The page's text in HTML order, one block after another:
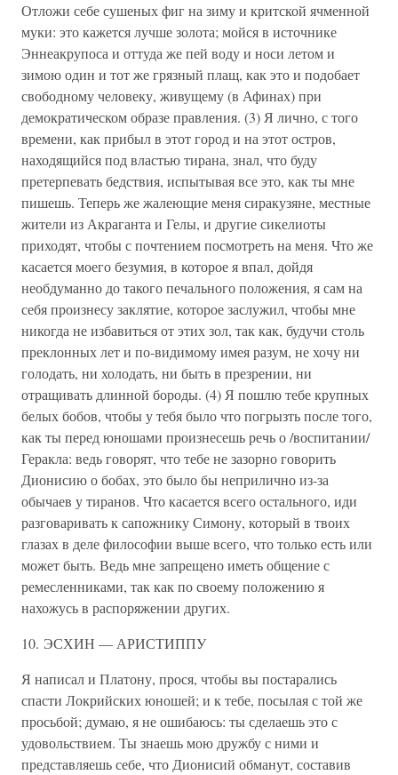
Отложи себе сушеных фиг на зиму и критской ячменной
муки: это кажется лучше золота; мойся в источнике
Эннеакрупоса и оттуда же пей воду и носи летом и
зимою один и тот же грязный плащ, как это и подобает
свободному человеку, живущему (в Афинах) при
демократическом образе правления. (3) Я лично, с того
времени, как прибыл в этот город и на этот остров,
находящийся под властью тирана, знал, что буду
претерпевать бедствия, испытывая все это, как ты мне
пишешь. Теперь же жалеющие меня сиракузяне, местные
жители из Акраганта и Гелы, и другие сикелиоты
приходят, чтобы с почтением посмотреть на меня. Что же
касается моего безумия, в которое я впал, дойдя
необдуманно до такого печального положения, я сам на
себя произнесу заклятие, которое заслужил, чтобы мне
никогда не избавиться от этих зол, так как, будучи столь
преклонных лет и по-видимому имея разум, не хочу ни
голодать, ни холодать, ни быть в презрении, ни
отращивать длинной бороды. (4) Я пошлю тебе крупных
белых бобов, чтобы у тебя было что погрызть после того,
как ты перед юношами произнесешь речь о /воспитании/
Геракла: ведь говорят, что тебе не зазорно говорить
Дионисию о бобах, это было бы неприлично из-за
обычаев у тиранов. Что касается всего остального, иди
разговаривать к сапожнику Симону, который в твоих
глазах в деле философии выше всего, что только есть или
может быть. Ведь мне запрещено иметь общение с
ремесленниками, так как по своему положению я
нахожусь в распоряжении других.
10. ЭСХИН — АРИСТИППУ
Я написал и Платону, прося, чтобы вы постарались
спасти Локрийских юношей; и к тебе, посылая с той же
просьбой; думаю, я не ошибаюсь: ты сделаешь это с
удовольствием. Ты знаешь мою дружбу с ними и
представляешь себе, что Дионисий обманут, составив